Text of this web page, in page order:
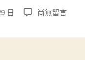
日
在
尚無留言